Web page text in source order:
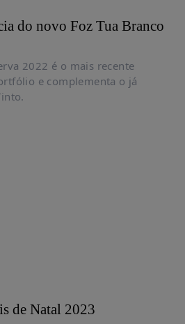
do novo Foz Tua Branco
2022 é o mais recente
e complementa o já
de Natal 2023